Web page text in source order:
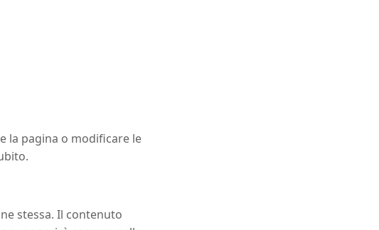
la pagina o modificare le
stessa. Il contenuto